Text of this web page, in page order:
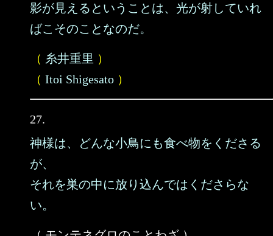
影が見えるということは、光が射していれ
ばこそのことなのだ。
（ 糸井重里 ）
（ Itoi Shigesato ）
27.
神様は、どんな小鳥にも食べ物をくださる
が、
それを巣の中に放り込んではくださらな
い。